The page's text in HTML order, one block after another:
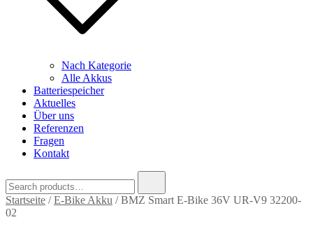
Nach Kategorie
Alle Akkus
Batteriespeicher
Aktuelles
Über uns
Referenzen
Fragen
Kontakt
for:
Startseite /E-Bike Akku / BMZ Smart E-Bike 36V UR-V9 32200-
02